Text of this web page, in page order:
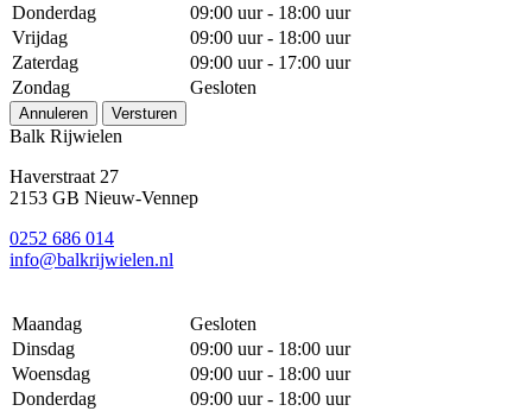
Donderdag
09:00 uur - 18:00 uur
Vrijdag
09:00 uur - 18:00 uur
Zaterdag
09:00 uur - 17:00 uur
Zondag
Gesloten
Annuleren Versturen
Balk Rijwielen
Haverstraat 27
2153 GB Nieuw-Vennep
0252 686 014
info@balkrijwielen.nl
Maandag
Gesloten
Dinsdag
09:00 uur - 18:00 uur
Woensdag
09:00 uur - 18:00 uur
Donderdag
09:00 uur - 18:00 uur